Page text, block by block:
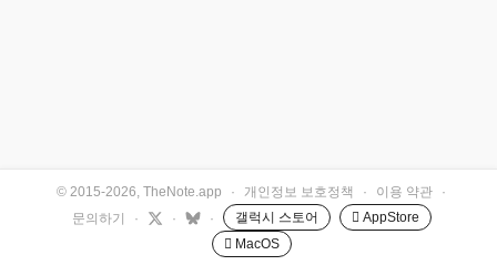
© 2015-2026, TheNote.app · 개인정보 보호정책 · 이용 약관
·
문의하기
· · · 갤럭시 스토어
 AppStore
 MacOS